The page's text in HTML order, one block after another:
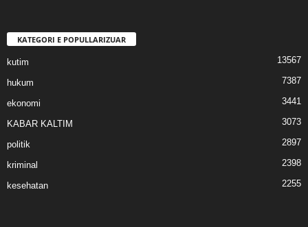
KATEGORI E POPULLARIZUAR
kutim 13567
hukum 7387
ekonomi 3441
KABAR KALTIM 3073
politik 2897
kriminal 2398
kesehatan 2255